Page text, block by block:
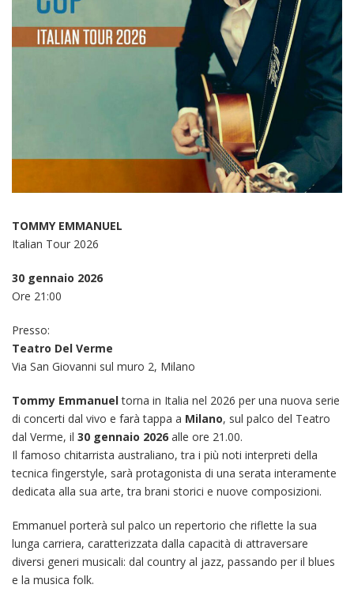
TOMMY EMMANUEL
Italian Tour 2026
30 gennaio 2026
Ore 21:00
Presso:
Teatro Del Verme
Via San Giovanni sul muro 2, Milano
Tommy Emmanueltorna in Italia nel 2026 per una nuova serie
di concerti dal vivo e farà tappa a Milano, sul palco del Teatro
dal Verme, il 30 gennaio 2026 alle ore 21.00.
Il famoso chitarrista australiano, tra i più noti interpreti della
tecnica fingerstyle, sarà protagonista di una serata interamente
dedicata alla sua arte, tra brani storici e nuove composizioni.
Emmanuel porterà sul palco un repertorio che riflette la sua
lunga carriera, caratterizzata dalla capacità di attraversare
diversi generi musicali: dal country al jazz, passando per il blues
e la musica folk.